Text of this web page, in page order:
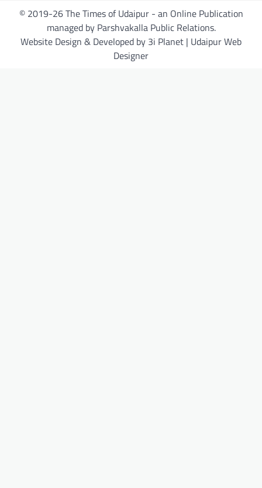
© 2019-26 The Times of Udaipur - an Online Publication
managed by Parshvakalla Public Relations.
Website Design & Developed by 3i Planet | Udaipur Web
Designer